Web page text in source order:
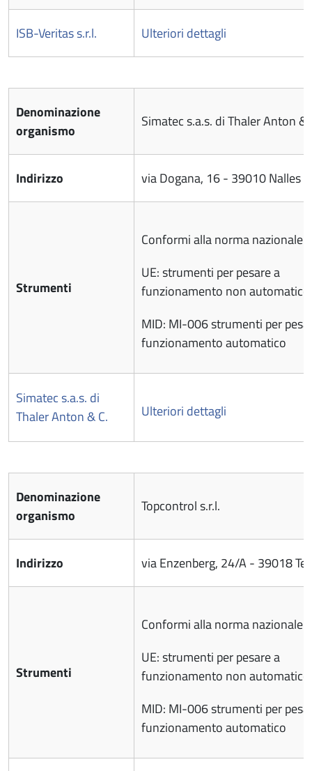
ISB-Veritas s.r.l. Ulteriori dettagli
Denominazione
organismo
Simatec s.a.s. di Thaler Anton &
Indirizzo via Dogana, 16 - 39010 Nalles
Strumenti
Conformi alla norma nazionale:
UE: strumenti per pesare a
funzionamento non automatico
MID: MI-006 strumenti per
funzionamento automatico
Simatec s.a.s. di
Thaler Anton & C.
Ulteriori dettagli
Denominazione
organismo
Topcontrol s.r.l.
Indirizzo via Enzenberg, 24/A - 39018
Strumenti
Conformi alla norma nazionale:
UE: strumenti per pesare a
funzionamento non automatico
MID: MI-006 strumenti per
funzionamento automatico